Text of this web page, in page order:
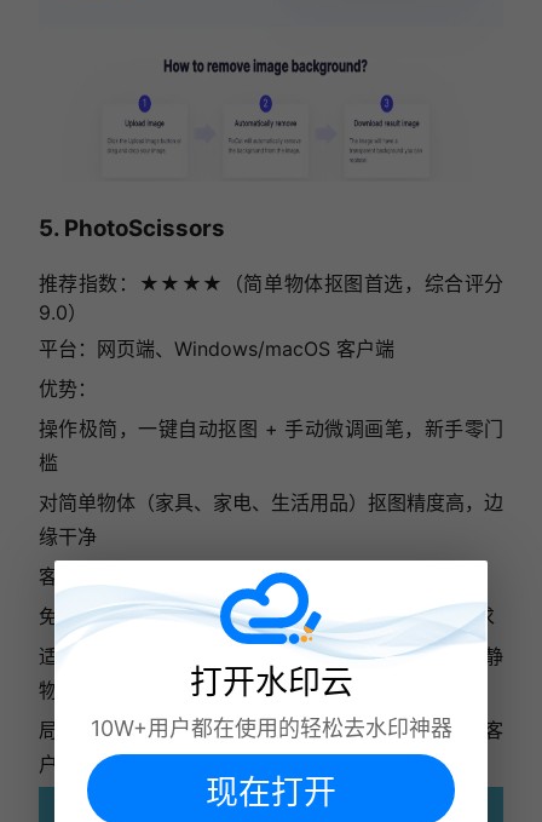
5. PhotoScissors
推荐指数：★★★★（简单物体抠图首选，综合评分
9.0）
平台：网页端、Windows/macOS 客户端
优势：
操作极简，一键自动抠图 + 手动微调画笔，新手零门
槛
对简单物体（家具、家电、生活用品）抠图精度高，边
缘干净
客户端支持离线使用，无网络也能抠图，稳定性强
免费版无水印，支持 1080P 高清导出，满足日常需求
适用场景：生活用品抠图、家具 / 家电商品图、简单静
物摄影、新手入门练习、离线应急抠图
局限性：发丝 / 毛绒等精细细节处理弱；批量功能仅客
户端付费版支持；网页端广告较多
打开水印云
10W+用户都在使用的轻松去水印神器
现在打开